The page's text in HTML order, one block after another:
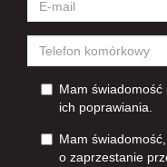
Mam
ich poprawiania.
Mam
o zaprzestanie